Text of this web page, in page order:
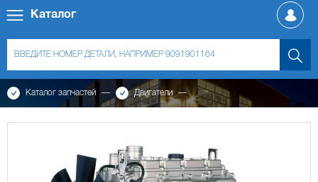
Каталог
Каталог запчастей Двигатели